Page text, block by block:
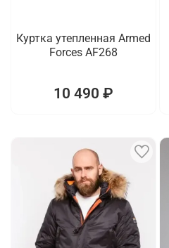
Куртка утепленная Armed
Forces AF268
10 490 ₽